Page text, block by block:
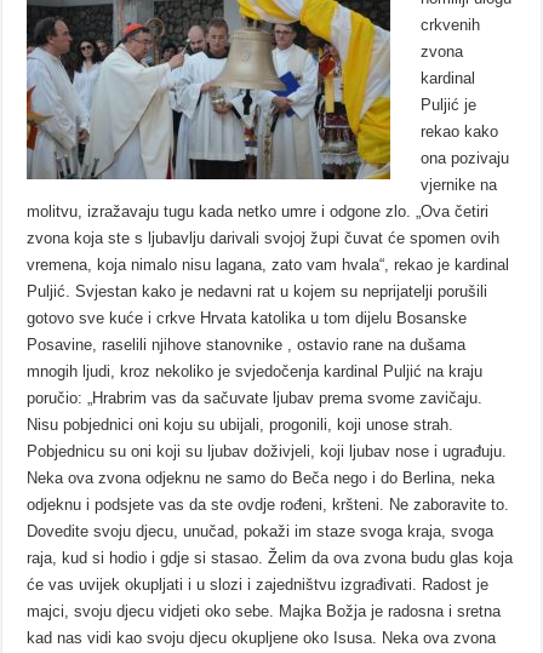
crkvenih
zvona
kardinal
Puljić je
rekao kako
ona pozivaju
vjernike na
molitvu, izražavaju tugu kada netko umre i odgone zlo. „Ova četiri
zvona koja ste s ljubavlju darivali svojoj župi čuvat će spomen ovih
vremena, koja nimalo nisu lagana, zato vam hvala“, rekao je kardinal
Puljić. Svjestan kako je nedavni rat u kojem su neprijatelji porušili
gotovo sve kuće i crkve Hrvata katolika u tom dijelu Bosanske
Posavine, raselili njihove stanovnike , ostavio rane na dušama
mnogih ljudi, kroz nekoliko je svjedočenja kardinal Puljić na kraju
poručio: „Hrabrim vas da sačuvate ljubav prema svome zavičaju.
Nisu pobjednici oni koju su ubijali, progonili, koji unose strah.
Pobjednicu su oni koji su ljubav doživjeli, koji ljubav nose i ugrađuju.
Neka ova zvona odjeknu ne samo do Beča nego i do Berlina, neka
odjeknu i podsjete vas da ste ovdje rođeni, kršteni. Ne zaboravite to.
Dovedite svoju djecu, unučad, pokaži im staze svoga kraja, svoga
raja, kud si hodio i gdje si stasao. Želim da ova zvona budu glas koja
će vas uvijek okupljati i u slozi i zajedništvu izgrađivati. Radost je
majci, svoju djecu vidjeti oko sebe. Majka Božja je radosna i sretna
kad nas vidi kao svoju djecu okupljene oko Isusa. Neka ova zvona